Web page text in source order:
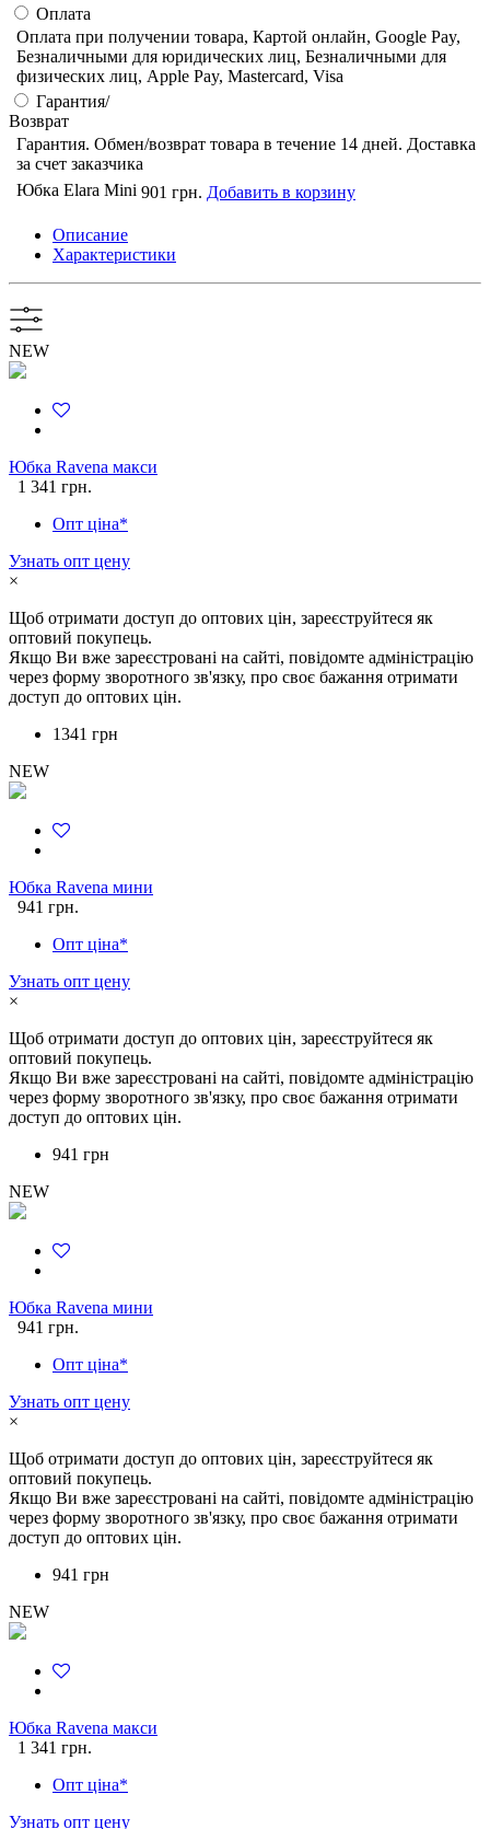
Оплата
Оплата при получении товара, Картой онлайн, Google Pay,
Безналичными для юридических лиц, Безналичными для
физических лиц, Apple Pay, Mastercard, Visa
Гарантия/
Возврат
Гарантия. Обмен/возврат товара в течение 14 дней. Доставка
за счет заказчика
Юбка Elara Mini 901 грн. Добавить в корзину
Описание
Характеристики
NEW
Юбка Ravena макси
1 341 грн.
Опт ціна*
Узнать опт цену
×
Щоб отримати доступ до оптових цін, зареєструйтеся як
оптовий покупець.
Якщо Ви вже зареєстровані на сайті, повідомте адміністрацію
через форму зворотного зв'язку, про своє бажання отримати
доступ до оптових цін.
1341 грн
NEW
Юбка Ravena мини
941 грн.
Опт ціна*
Узнать опт цену
×
Щоб отримати доступ до оптових цін, зареєструйтеся як
оптовий покупець.
Якщо Ви вже зареєстровані на сайті, повідомте адміністрацію
через форму зворотного зв'язку, про своє бажання отримати
доступ до оптових цін.
941 грн
NEW
Юбка Ravena мини
941 грн.
Опт ціна*
Узнать опт цену
×
Щоб отримати доступ до оптових цін, зареєструйтеся як
оптовий покупець.
Якщо Ви вже зареєстровані на сайті, повідомте адміністрацію
через форму зворотного зв'язку, про своє бажання отримати
доступ до оптових цін.
941 грн
NEW
Юбка Ravena макси
1 341 грн.
Опт ціна*
Узнать опт цену